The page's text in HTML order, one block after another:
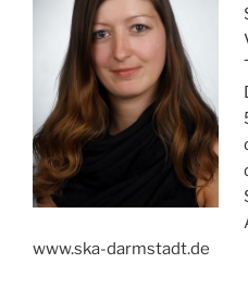
www.ska-darmstadt.de